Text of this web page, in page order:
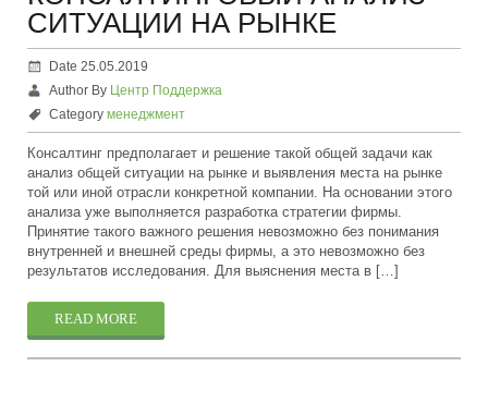
СИТУАЦИИ НА РЫНКЕ
Date 25.05.2019
Author By Центр Поддержка
Category менеджмент
Консалтинг предполагает и решение такой общей задачи как
анализ общей ситуации на рынке и выявления места на рынке
той или иной отрасли конкретной компании. На основании этого
анализа уже выполняется разработка стратегии фирмы.
Принятие такого важного решения невозможно без понимания
внутренней и внешней среды фирмы, а это невозможно без
результатов исследования. Для выяснения места в […]
READ MORE